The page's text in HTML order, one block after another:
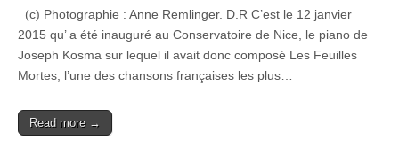
(c) Photographie : Anne Remlinger. D.R C’est le 12 janvier
2015 qu’ a été inauguré au Conservatoire de Nice, le piano de
Joseph Kosma sur lequel il avait donc composé Les Feuilles
Mortes, l’une des chansons françaises les plus…
Read more →